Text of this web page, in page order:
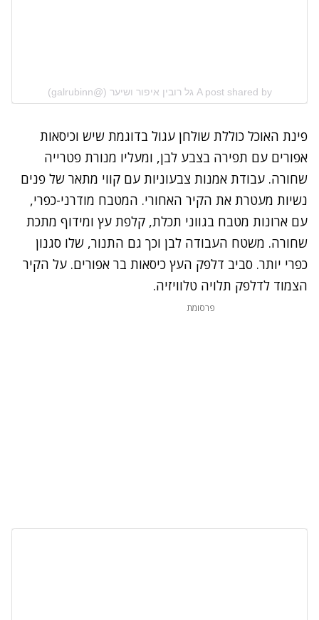
A post shared by גל רובין איפור ושיער (@galrubinn)
פינת האוכל כוללת שולחן עגול בדוגמת שיש וכיסאות
אפורים עם תפירה בצבע לבן, ומעליו מנורת פטרייה
שחורה. עבודת אמנות צבעוניות עם קווי מתאר של פנים
נשיות מעטרת את הקיר האחורי. המטבח מודרני-כפרי,
עם ארונות מטבח בגווני תכלת, קלפת עץ ומידוף מתכת
שחורה. משטח העבודה לבן וכך גם התנור, שלו סגנון
כפרי יותר. סביב דלפק העץ כיסאות בר אפורים. על הקיר
הצמוד לדלפק תלויה טלוויזיה.
פרסומת